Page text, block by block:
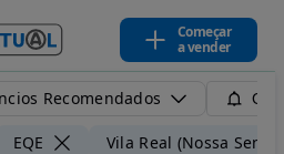
Começar
a vender
Recomendados
EQE Vila Real (Nossa